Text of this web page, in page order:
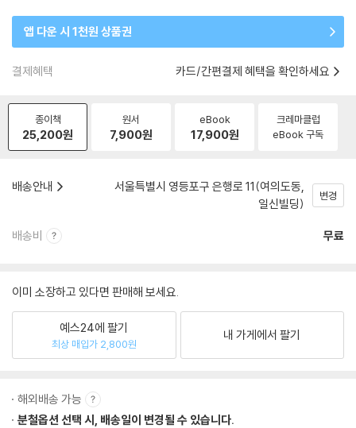
앱 다운 시 1천원 상품권
결제혜택 카드/간편결제 혜택을 확인하세요
종이책
25,200원
원서
7,900원
eBook
17,900원
크레마클럽
eBook 구독
배송안내
서울특별시 영등포구 은행로 11(여의도동,
일신빌딩)
변경
배송비 무료
이미 소장하고 있다면 판매해 보세요.
예스24에 팔기
최상 매입가 2,800원
내 가게에서 팔기
해외배송 가능
분철옵션 선택 시, 배송일이 변경될 수 있습니다.